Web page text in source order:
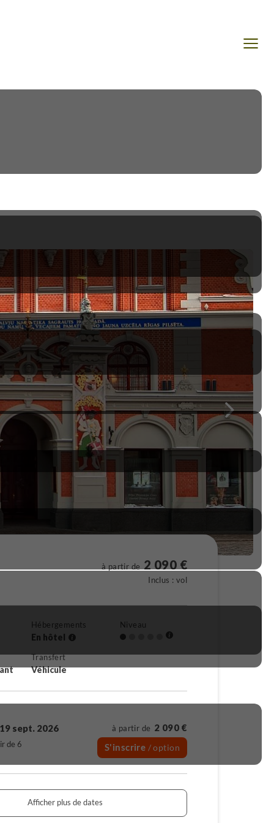
à partir de 2 090 €
Inclus : vol
Hébergements
En hôtel
Niveau
Transfert
Véhicule
19 sept. 2026
de 6
à partir de 2 090 €
S'inscrire / option
Afficher plus de dates